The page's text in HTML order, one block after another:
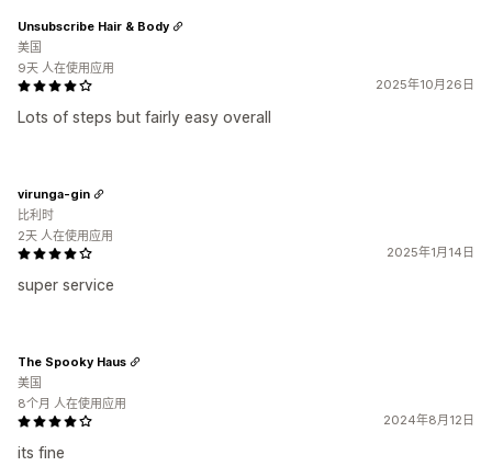
2025年10月26日
Lots of steps but fairly easy overall
Unsubscribe Hair & Body
美国
9天 人在使用应用
2025年1月14日
super service
virunga-gin
比利时
2天 人在使用应用
2024年8月12日
its fine
The Spooky Haus
美国
8个月 人在使用应用